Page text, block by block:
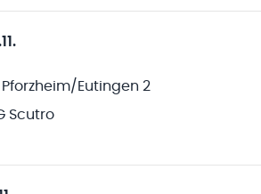
Pforzheim/Eutingen 2
Scutro